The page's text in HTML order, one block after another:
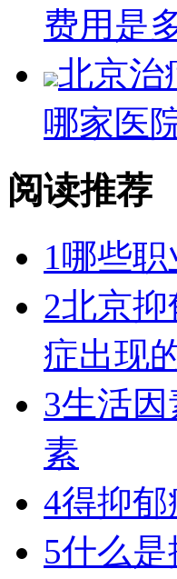
费用是
北京治
哪家医
阅读推荐
1哪些
2北京
症出现
3生活
素
4得抑
5什么